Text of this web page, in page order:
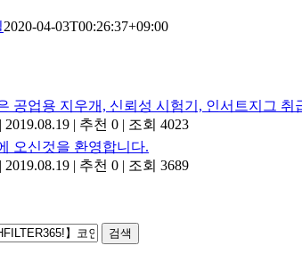
2020-04-03T00:26:37+09:00
공업용 지우개, 신뢰성 시험기, 인서트지그 취
| 2019.08.19 | 추천 0 | 조회 4023
오신것을 환영합니다.
| 2019.08.19 | 추천 0 | 조회 3689
검색